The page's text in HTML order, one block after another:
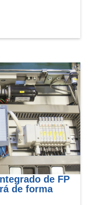
de FP
de forma